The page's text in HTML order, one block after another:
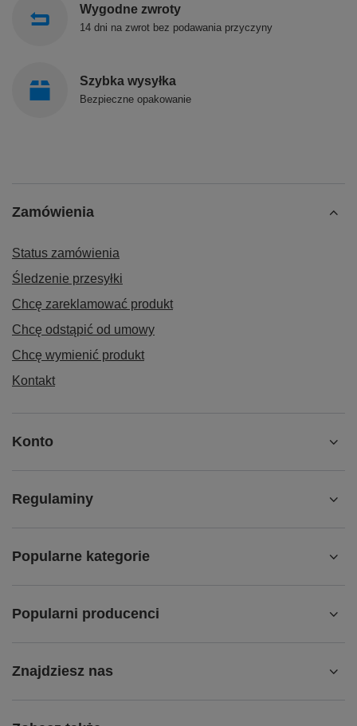
Wygodne zwroty
14 dni na zwrot bez podawania przyczyny
Szybka wysyłka
Bezpieczne opakowanie
Zamówienia
Status zamówienia
Śledzenie przesyłki
Chcę zareklamować produkt
Chcę odstąpić od umowy
Chcę wymienić produkt
Kontakt
Konto
Regulaminy
Popularne kategorie
Popularni producenci
Znajdziesz nas